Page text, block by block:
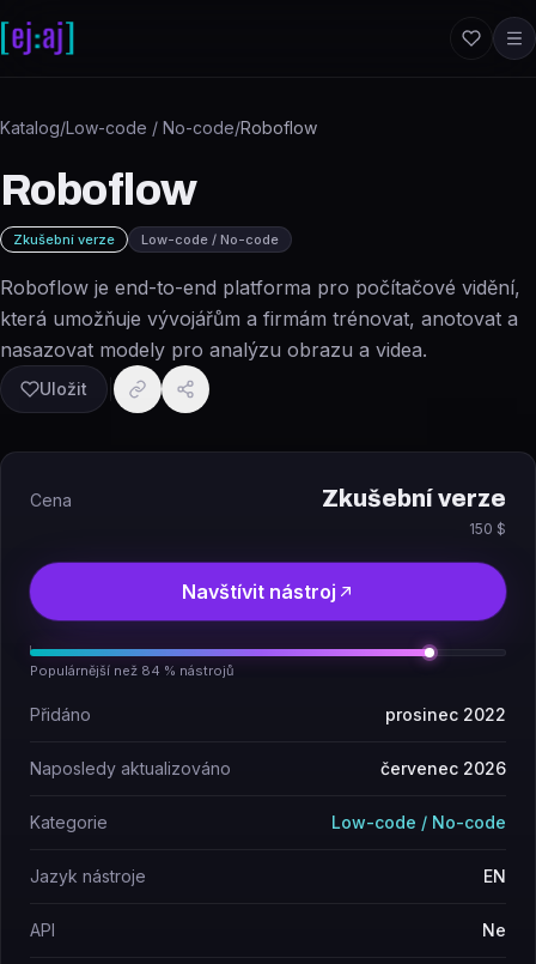
Katalog/Low-code / No-code/Roboflow
Roboflow
Zkušební verze Low-code / No-code
Roboflow je end-to-end platforma pro počítačové vidění,
která umožňuje vývojářům a firmám trénovat, anotovat a
nasazovat modely pro analýzu obrazu a videa.
Uložit
Cena Zkušební verze
150 $
Navštívit nástroj
Populárnější než 84 % nástrojů
Přidáno prosinec 2022
Naposledy aktualizováno červenec 2026
Kategorie Low-code / No-code
Jazyk nástroje EN
API Ne